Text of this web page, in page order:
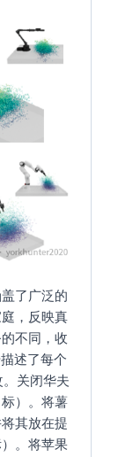
了广泛的
，反映真
不同，收
述了每个
关闭华夫
）。 将薯
其放在提
。 将苹果